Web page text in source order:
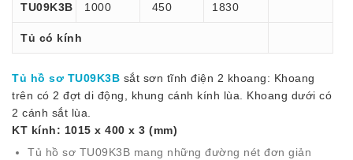
TU09K3B 1000 450 1830
Tủ có kính
Tủ hồ sơ TU09K3B sắt sơn tĩnh điện 2 khoang: Khoang
trên có 2 đợt di động, khung cánh kính lùa. Khoang dưới có
2 cánh sắt lùa.
KT kính: 1015 x 400 x 3 (mm)
Tủ hồ sơ TU09K3B mang những đường nét đơn giản